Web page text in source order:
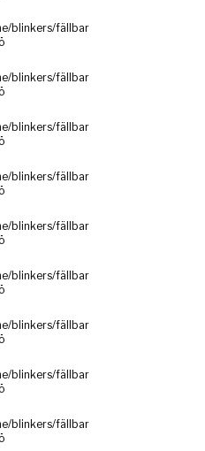
blinkers/fällbar
blinkers/fällbar
blinkers/fällbar
blinkers/fällbar
blinkers/fällbar
blinkers/fällbar
blinkers/fällbar
blinkers/fällbar
blinkers/fällbar